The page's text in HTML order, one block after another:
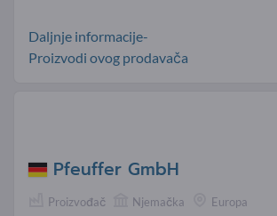
Daljnje informacije-
Proizvodi ovog prodavača
Pfeuffer GmbH
Proizvođač Njemačka Europa